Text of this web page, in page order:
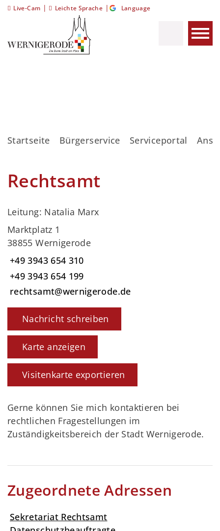
Live-Cam | Leichte Sprache | Language
Startseite Bürgerservice Serviceportal
Rechtsamt
Leitung: Natalia Marx
Marktplatz 1
38855 Wernigerode
+49 3943 654 310
+49 3943 654 199
rechtsamt@wernigerode.de
Nachricht schreiben
Karte anzeigen
Visitenkarte exportieren
Gerne können Sie mich kontaktieren bei
rechtlichen Fragestellungen im
Zuständigkeitsbereich der Stadt Wernigerode.
Zugeordnete Adressen
Sekretariat Rechtsamt